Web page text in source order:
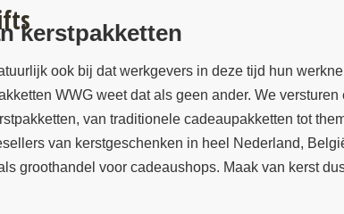
kerstpakketten
ook bij dat werkgevers in deze tijd hun
WWG weet dat als geen ander. We
van traditionele cadeaupakketten tot
van kerstgeschenken in heel Nederland,
groothandel voor cadeaushops. Maak van kerst